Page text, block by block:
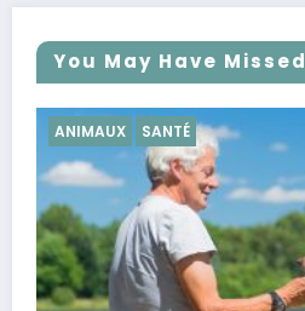
You May Have Missed
SANTÉ